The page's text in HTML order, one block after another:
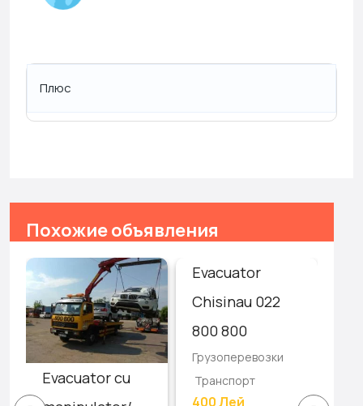
Плюс
Похожие объявления
Evacuator cu
Evacuator
Chisinau 022
800 800
Грузоперевозки
Транспорт
400 Лей